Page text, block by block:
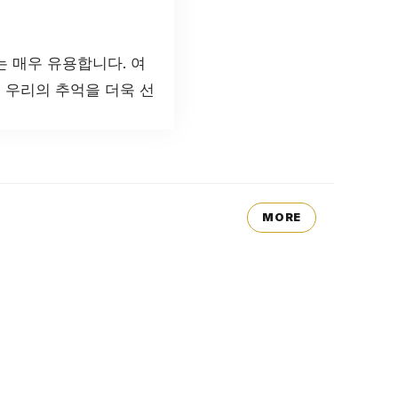
매우 유용합니다. 여
리의 추억을 더욱 선
MORE